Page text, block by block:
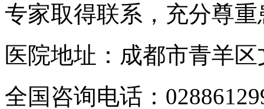
专家取得联系，充分尊
医院地址：成都市青羊
全国咨询电话：